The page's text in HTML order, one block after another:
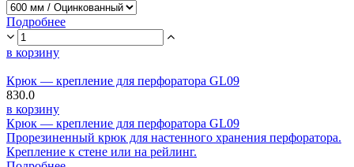
Подробнее
в корзину
Крюк — крепление для перфоратора GL09
830.0
в корзину
Крюк — крепление для перфоратора GL09
Прорезиненный крюк для настенного хранения перфоратора.
Крепление к стене или на рейлинг.